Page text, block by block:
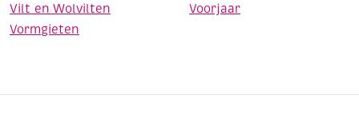
Vilt en Wolvilten
Voorjaar
Vormgieten